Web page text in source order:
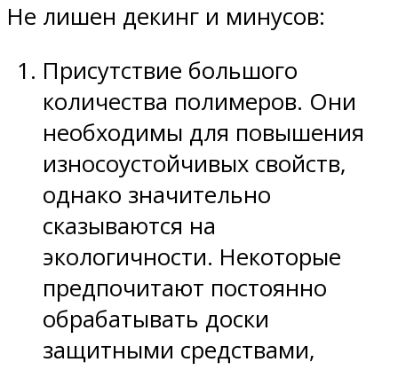
Не лишен декинг и минусов:
Присутствие большого
количества полимеров. Они
необходимы для повышения
износоустойчивых свойств,
однако значительно
сказываются на
экологичности. Некоторые
предпочитают постоянно
обрабатывать доски
защитными средствами,